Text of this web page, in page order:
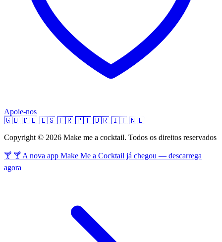
Apoie-nos
🇬🇧 🇩🇪 🇪🇸 🇫🇷 🇵🇹 🇧🇷 🇮🇹 🇳🇱
Copyright © 2026 Make me a cocktail. Todos os direitos reservados
🍸 🍸 A nova app Make Me a Cocktail já chegou — descarrega
agora